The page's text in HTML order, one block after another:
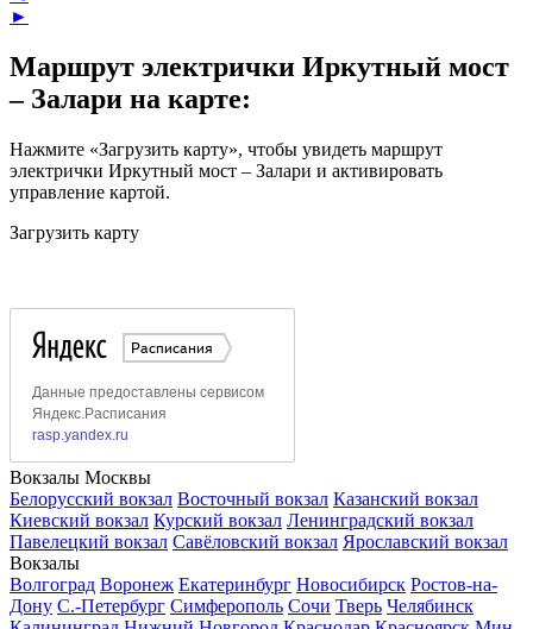
►
Маршрут электрички Иркутный мост
– Залари на карте:
Нажмите «Загрузить карту», чтобы увидеть маршрут
электрички Иркутный мост – Залари и активировать
управление картой.
Загрузить карту
Вокзалы Москвы
Белорусский вокзал Восточный вокзал Казанский вокзал
Киевский вокзал Курский вокзал Ленинградский вокзал
Павелецкий вокзал Савёловский вокзал Ярославский вокзал
Вокзалы
Волгоград Воронеж Екатеринбург Новосибирск Ростов-на-
Дону С.-Петербург Симферополь Сочи Тверь Челябинск